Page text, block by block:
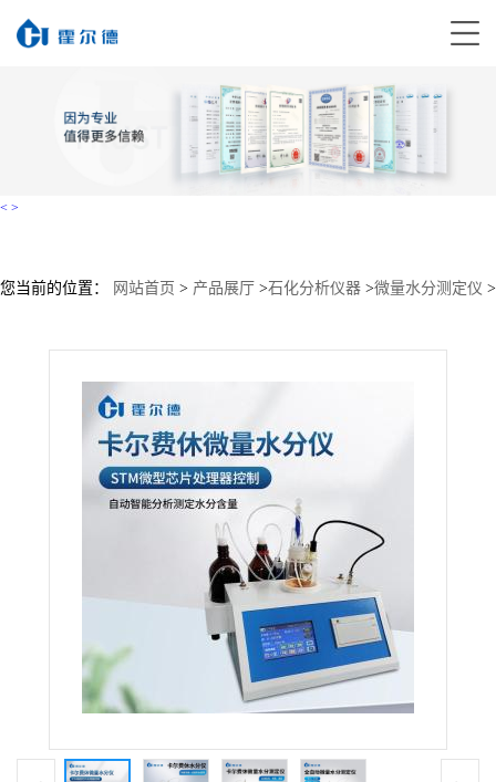
< >
您当前的位置： 网站首页 > 产品展厅 >石化分析仪器 >微量水分测定仪 >